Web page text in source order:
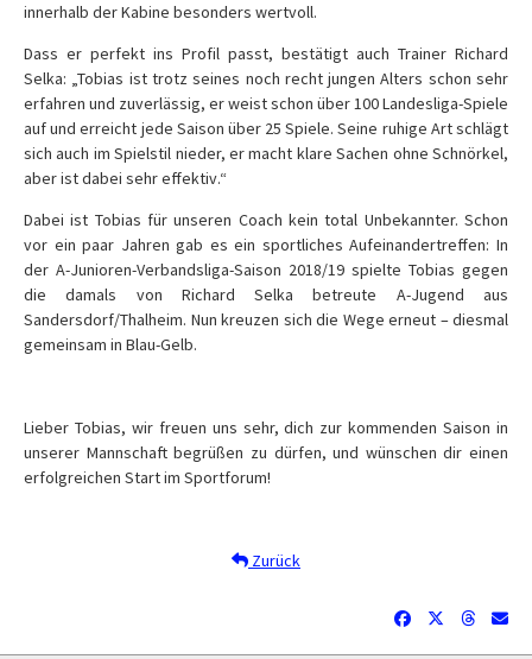
innerhalb der Kabine besonders wertvoll.
Dass er perfekt ins Profil passt, bestätigt auch Trainer Richard
Selka: „Tobias ist trotz seines noch recht jungen Alters schon sehr
erfahren und zuverlässig, er weist schon über 100 Landesliga-Spiele
auf und erreicht jede Saison über 25 Spiele. Seine ruhige Art schlägt
sich auch im Spielstil nieder, er macht klare Sachen ohne Schnörkel,
aber ist dabei sehr effektiv.“
Dabei ist Tobias für unseren Coach kein total Unbekannter. Schon
vor ein paar Jahren gab es ein sportliches Aufeinandertreffen: In
der A-Junioren-Verbandsliga-Saison 2018/19 spielte Tobias gegen
die damals von Richard Selka betreute A-Jugend aus
Sandersdorf/Thalheim. Nun kreuzen sich die Wege erneut – diesmal
gemeinsam in Blau-Gelb.
Lieber Tobias, wir freuen uns sehr, dich zur kommenden Saison in
unserer Mannschaft begrüßen zu dürfen, und wünschen dir einen
erfolgreichen Start im Sportforum!
Zurück